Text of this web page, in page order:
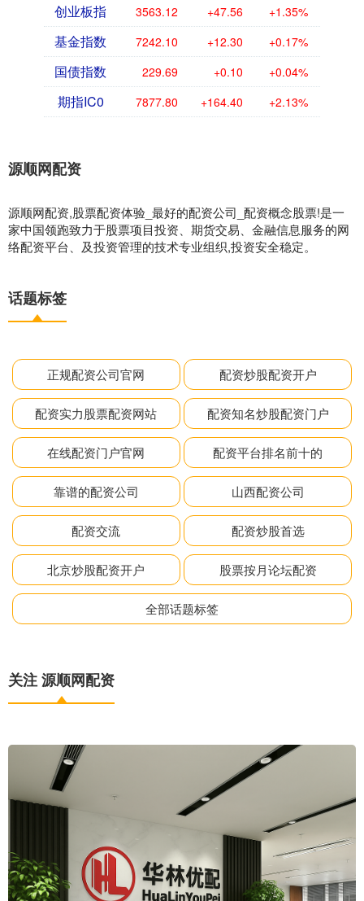
创业板指 3563.12 +47.56 +1.35%
基金指数 7242.10 +12.30 +0.17%
国债指数 229.69 +0.10 +0.04%
期指IC0 7877.80 +164.40 +2.13%
源顺网配资
源顺网配资,股票配资体验_最好的配资公司_配资概念股票!是一
家中国领跑致力于股票项目投资、期货交易、金融信息服务的网
络配资平台、及投资管理的技术专业组织,投资安全稳定。
话题标签
正规配资公司官网 配资炒股配资开户
配资实力股票配资网站 配资知名炒股配资门户
在线配资门户官网 配资平台排名前十的
靠谱的配资公司 山西配资公司
配资交流 配资炒股首选
北京炒股配资开户 股票按月论坛配资
全部话题标签
关注 源顺网配资